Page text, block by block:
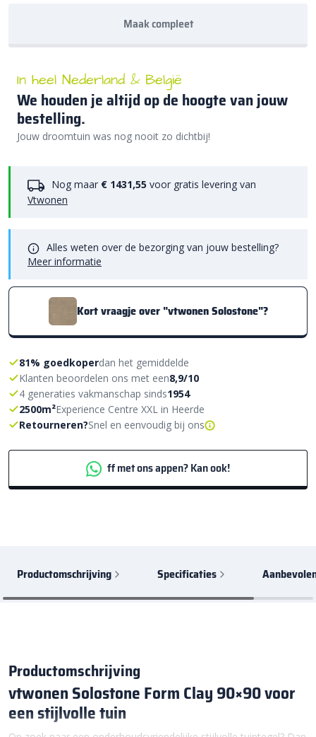
Maak compleet
In heel Nederland & België
We houden je altijd op de hoogte van jouw
bestelling.
Jouw droomtuin was nog nooit zo dichtbij!
Nog maar € 1431,55 voor gratis levering van
Vtwonen
Alles weten over de bezorging van jouw bestelling?
Meer informatie
Kort vraagje over "vtwonen Solostone"?
81% goedkoperdan het gemiddelde
Klanten beoordelen ons met een8,9/10
4 generaties vakmanschap sinds1954
2500m²Experience Centre XXL in Heerde
Retourneren?Snel en eenvoudig bij ons
ff met ons appen? Kan ook!
Productomschrijving Specificaties
Productomschrijving
vtwonen Solostone Form Clay 90×90 voor
een stijlvolle tuin